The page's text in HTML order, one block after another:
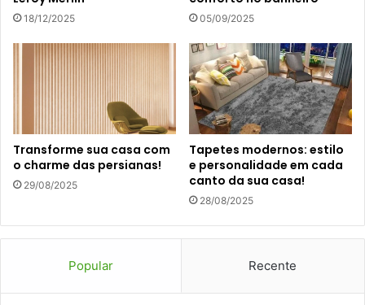
18/12/2025 05/09/2025
Transforme sua casa com
o charme das persianas!
29/08/2025
Tapetes modernos: estilo
e personalidade em cada
canto da sua casa!
28/08/2025
Popular Recente